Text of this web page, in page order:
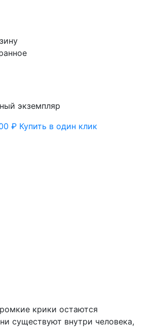
экземпляр
₽ Купить в один клик
крики остаются
существуют внутри человека,